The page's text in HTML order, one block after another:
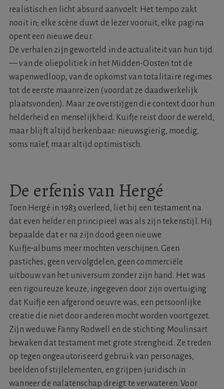
realistisch en licht absurd aanvoelt. Het tempo zakt
nooit in; elke scène duwt de lezer vooruit, elke pagina
opent een nieuwe deur.
De verhalen zijn geworteld in de actualiteit van hun tijd
— van de oliepolitiek in het Midden-Oosten tot de
wapenwedloop, van de opkomst van totalitaire regimes
tot de eerste maanreizen (voordat ze daadwerkelijk
plaatsvonden). Maar ze overstijgen die context door hun
helderheid en menselijkheid. Kuifje reist door de wereld,
maar blijft altijd herkenbaar: nieuwsgierig, moedig,
soms naïef, maar altijd optimistisch.
De erfenis van Hergé
Toen Hergé in 1983 overleed, liet hij een testament na
dat even helder en principieel was als zijn tekenstijl. Hij
bepaalde dat er na zijn dood geen nieuwe
Kuifje‑albums meer mochten verschijnen. Geen
pastiches, geen vervolgdelen, geen commerciële
uitbouw van het universum zonder zijn hand. Het was
een rigoureuze keuze, ingegeven door zijn overtuiging
dat Kuifje een afgerond oeuvre was, een persoonlijke
creatie die niet door anderen mocht worden voortgezet.
Zijn weduwe Fanny Rodwell en de stichting Moulinsart
bewaken dat testament met grote strengheid. Ze treden
op tegen ongeautoriseerd gebruik van personages,
beelden of stijlelementen, en grijpen juridisch in
wanneer de nalatenschap dreigt te verwateren. Voor